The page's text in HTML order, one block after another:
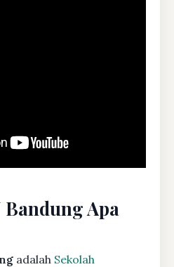
Bandung Apa
adalah Sekolah